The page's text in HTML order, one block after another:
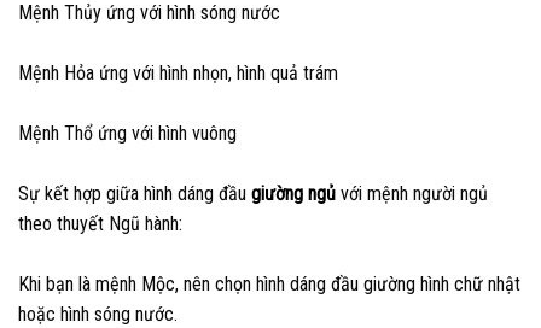
Mệnh Thủy ứng với hình sóng nước
Mệnh Hỏa ứng với hình nhọn, hình quả trám
Mệnh Thổ ứng với hình vuông
Sự kết hợp giữa hình dáng đầu giường ngủ với mệnh người ngủ
theo thuyết Ngũ hành:
Khi bạn là mệnh Mộc, nên chọn hình dáng đầu giường hình chữ nhật
hoặc hình sóng nước.